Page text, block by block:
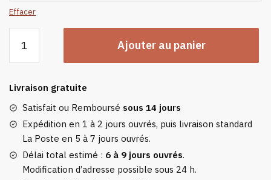
Effacer
Plaid
&
Laine
Sobre
Ajouter au panier
Livraison gratuite
Satisfait ou Remboursé sous 14 jours
Expédition en 1 à 2 jours ouvrés, puis livraison standard
La Poste en 5 à 7 jours ouvrés.
Délai total estimé : 6 à 9 jours ouvrés.
Modification d’adresse possible sous 24 h.